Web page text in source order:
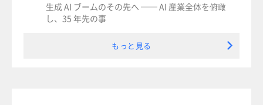
生成 AI ブームのその先へ ── AI 産業全体を俯瞰
し、35 年先の事
もっと見る